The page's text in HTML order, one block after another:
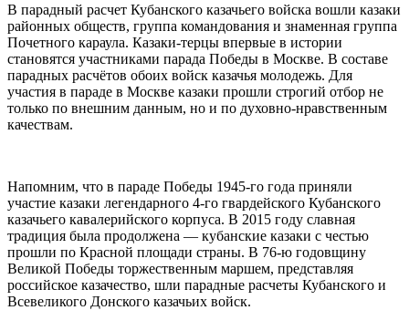
В парадный расчет Кубанского казачьего войска вошли казаки
районных обществ, группа командования и знаменная группа
Почетного караула. Казаки-терцы впервые в истории
становятся участниками парада Победы в Москве. В составе
парадных расчётов обоих войск казачья молодежь. Для
участия в параде в Москве казаки прошли строгий отбор не
только по внешним данным, но и по духовно-нравственным
качествам.
Напомним, что в параде Победы 1945-го года приняли
участие казаки легендарного 4-го гвардейского Кубанского
казачьего кавалерийского корпуса. В 2015 году славная
традиция была продолжена — кубанские казаки с честью
прошли по Красной площади страны. В 76-ю годовщину
Великой Победы торжественным маршем, представляя
российское казачество, шли парадные расчеты Кубанского и
Всевеликого Донского казачьих войск.